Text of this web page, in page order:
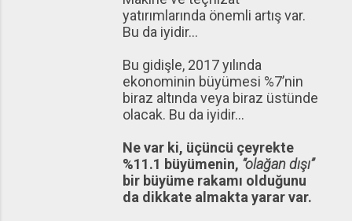
yatırımlarında önemli artış var.
Bu da iyidir...
Bu gidişle, 2017 yılında
ekonominin büyümesi %7’nin
biraz altında veya biraz üstünde
olacak. Bu da iyidir...
Ne var ki, üçüncü çeyrekte
%11.1 büyümenin, “olağan dışı”
bir büyüme rakamı olduğunu
da dikkate almakta yarar var.